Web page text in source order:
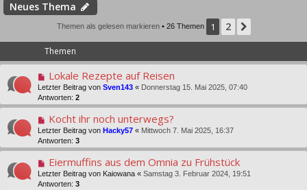
Neues Thema
Themen als gelesen markieren• 26 Themen 1 2
Themen
Lokale Rezepte auf Reisen
Letzter Beitrag von Sven143 « Donnerstag 15. Mai 2025, 07:40
Antworten: 2
Kocht ihr noch unterwegs?
Letzter Beitrag von Hacky57 « Mittwoch 7. Mai 2025, 16:37
Antworten: 3
Eiermuffins aus dem Omnia zu Frühstück
Letzter Beitrag von Kaiowana « Samstag 3. Februar 2024, 19:51
Antworten: 3